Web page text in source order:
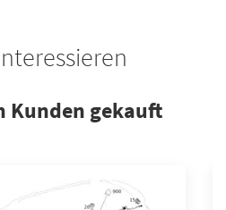
Kunden gekauft